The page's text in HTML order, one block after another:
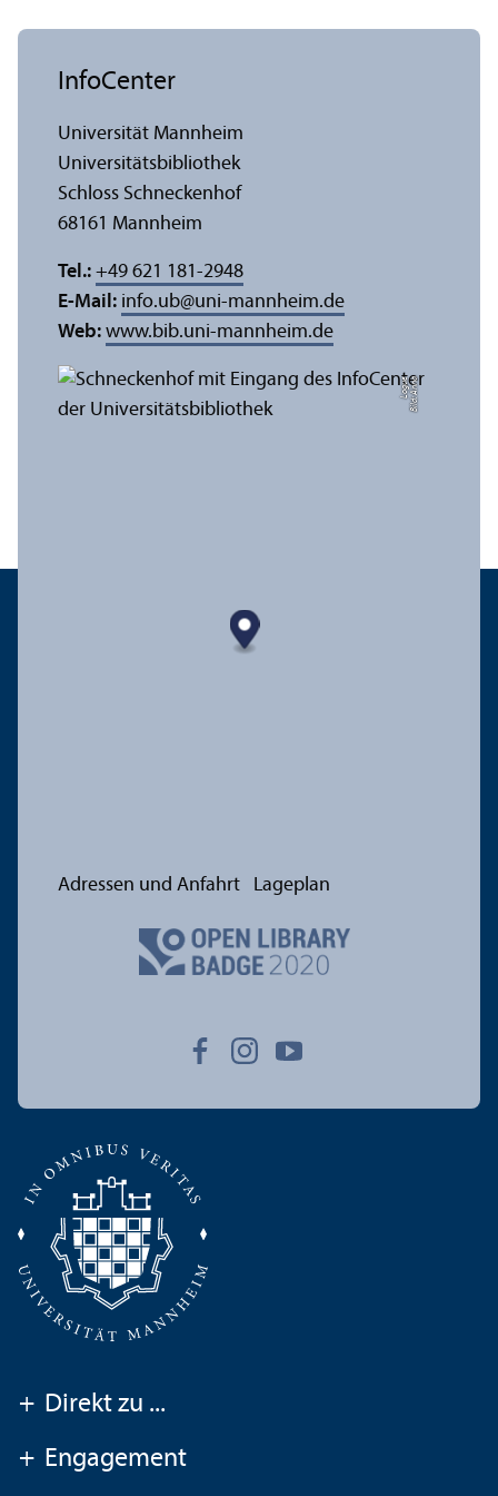
Bil
d:
A
n
n
a
L
o
g
u
e
InfoCenter
Universität Mannheim
Universitäts­bibliothek
Schloss Schneckenhof
68161 Mannheim
Tel.: +49 621 181-2948
E-Mail: info.ub@uni-mannheim.de
Web: www.bib.uni-mannheim.de
Adressen und Anfahrt Lageplan
+ Direkt zu ...
+ Engagement